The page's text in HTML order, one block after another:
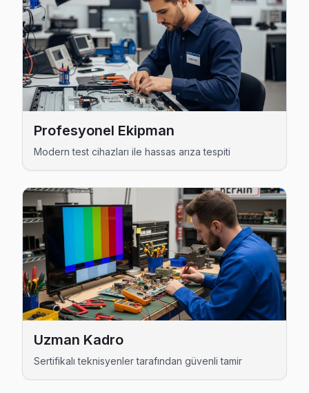
Çakmaklı Hisense Açılmıyor Arıza →
Dizdariye Hisense Servis
Dizdariye mahallesi Hisense TV teknisyeniniz ortalama
Büyükçekmece TV Servis Merkezi →
Hisense marka TV'niz Fatih'de çalışmıyorsa teknik
Büyükçekmece Hisense Servis →
Güzelce Hisense Servis
Güzelce mahallesi Hisense TV teknisyeniniz ortalama 90
Hisense Servis Merkezi →
Hürriyet Hisense Servis
Büyükçekmece'nın Hürriyet bölgesindeki Hisense
Hürriyet Hisense Anakart Tamiri →
Kamiloba Hisense Servis
Profesyonel Ekipman
Modern test cihazları ile hassas arıza tespiti
Uzman Kadro
Sertifikalı teknisyenler tarafından güvenli tamir